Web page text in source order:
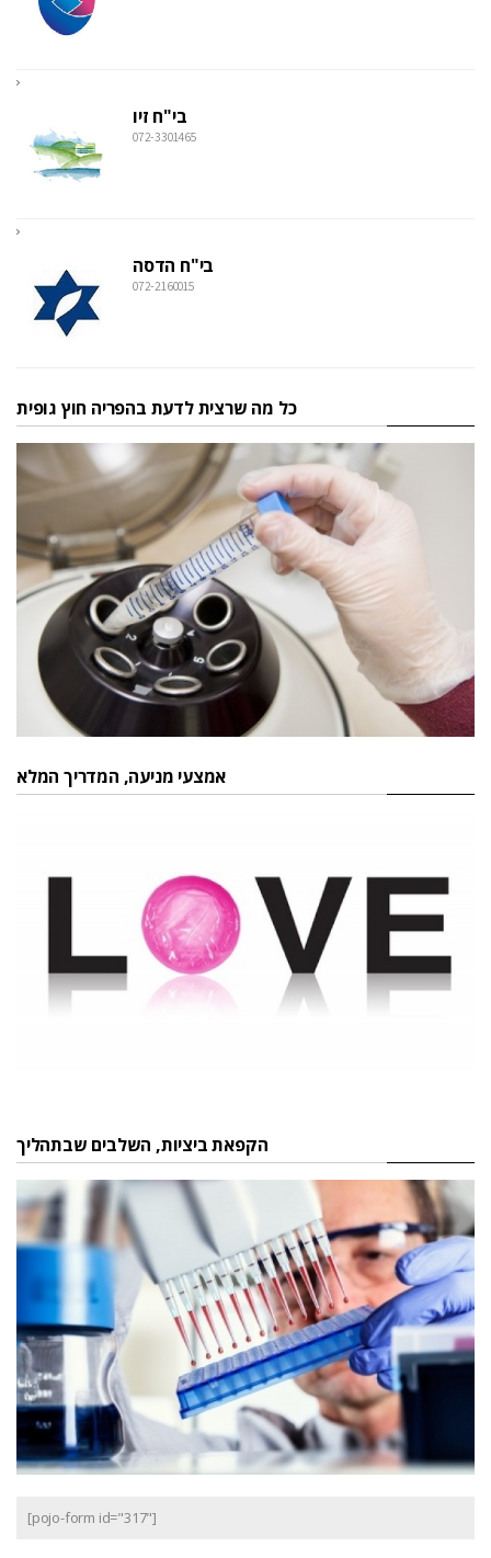
בי"ח זיו
072-3301465
בי"ח הדסה
072-2160015
כל מה שרצית לדעת בהפריה חוץ גופית
אמצעי מניעה, המדריך המלא
הקפאת ביציות, השלבים שבתהליך
[pojo-form id="317"]